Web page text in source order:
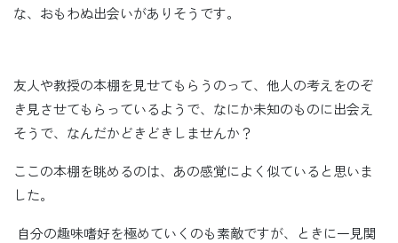
な、おもわぬ出会いがありそうです。
友人や教授の本棚を見せてもらうのって、他人の考えをのぞ
き見させてもらっているようで、なにか未知のものに出会え
そうで、なんだかどきどきしませんか？
ここの本棚を眺めるのは、あの感覚によく似ていると思いま
した。
自分の趣味嗜好を極めていくのも素敵ですが、ときに一見関